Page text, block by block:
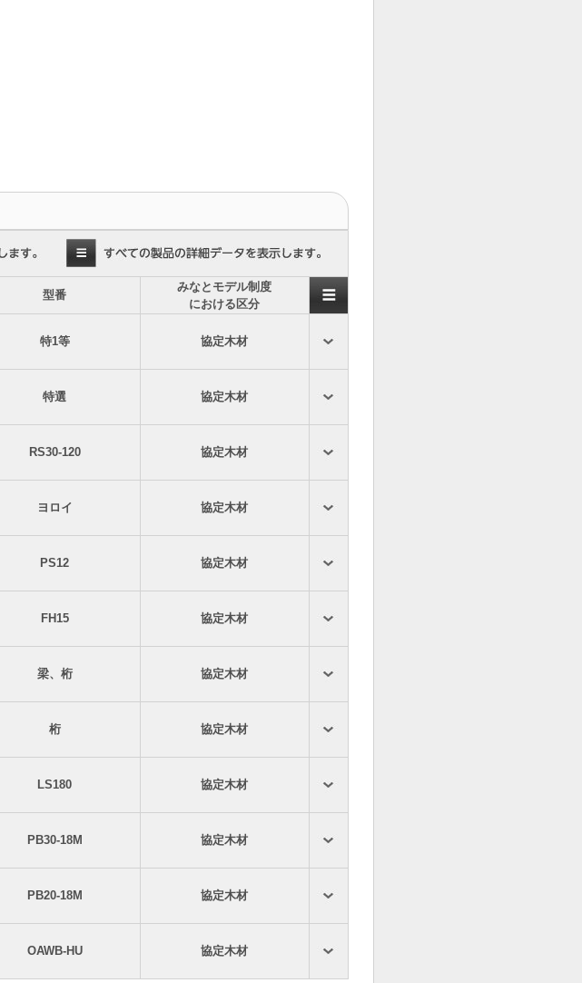
型番
みなとモデル制度
における区分
特1等 協定木材
特選 協定木材
RS30-120 協定木材
ヨロイ 協定木材
PS12 協定木材
FH15 協定木材
梁、桁 協定木材
桁 協定木材
LS180 協定木材
PB30-18M 協定木材
PB20-18M 協定木材
OAWB-HU 協定木材